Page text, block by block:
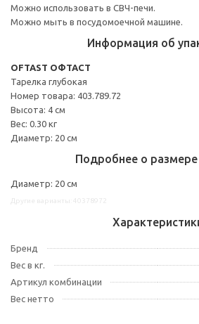
Можно использовать в СВЧ-печи.
Можно мыть в посудомоечной машине.
Информация об
OFTAST ОФТАСТ
Тарелка глубокая
Номер товара: 403.789.72
Высота: 4 см
Вес: 0.30 кг
Диаметр: 20 см
Подробнее о размере
Диаметр: 20 см
Бренд
Вес в кг.
Артикул комбинации
Вес нетто